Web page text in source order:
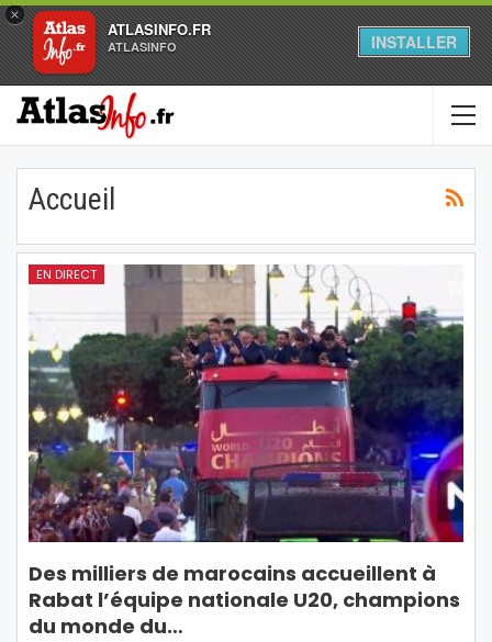
×
ATLASINFO.FR
ATLASINFO INSTALLER
Accueil
EN DIRECT
Des milliers de marocains accueillent à
Rabat l’équipe nationale U20, champions
du monde du…